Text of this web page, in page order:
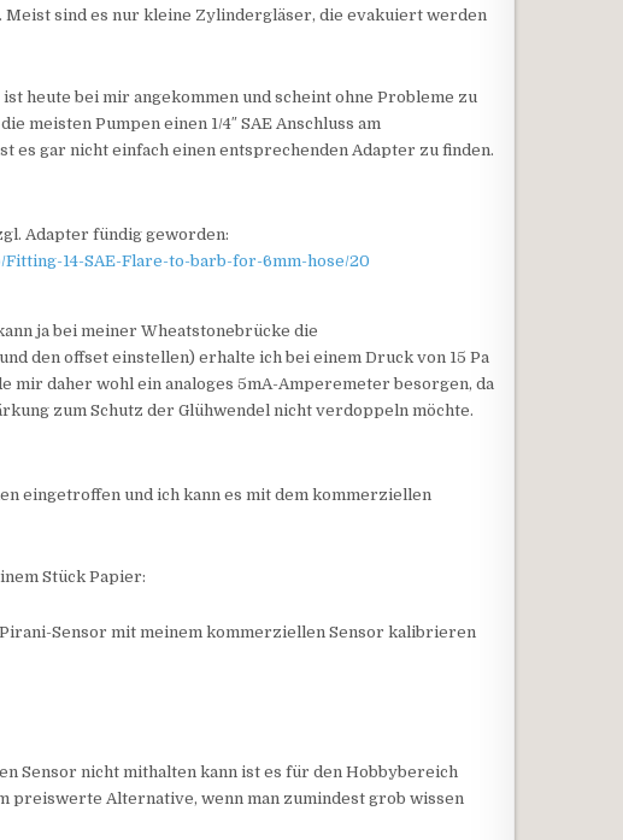
Meist sind es nur kleine Zylindergläser, die evakuiert werden
heute bei mir angekommen und scheint ohne Probleme zu
meisten Pumpen einen 1/4″ SAE Anschluss am
es gar nicht einfach einen entsprechenden Adapter zu finden.
Adapter fündig geworden:
14-SAE-Flare-to-barb-for-6mm-hose/20
ja bei meiner Wheatstonebrücke die
den offset einstellen) erhalte ich bei einem Druck von 15 Pa
mir daher wohl ein analoges 5mA-Amperemeter besorgen, da
zum Schutz der Glühwendel nicht verdoppeln möchte.
eingetroffen und ich kann es mit dem kommerziellen
Stück Papier:
Sensor mit meinem kommerziellen Sensor kalibrieren
Sensor nicht mithalten kann ist es für den Hobbybereich
preiswerte Alternative, wenn man zumindest grob wissen